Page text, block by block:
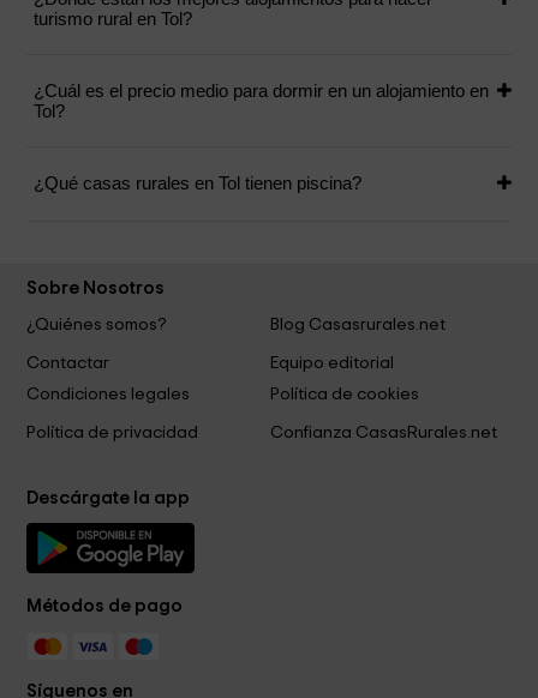
turismo rural en Tol?
¿Cuál es el precio medio para dormir en un alojamiento en
Tol?
¿Qué casas rurales en Tol tienen piscina?
Sobre Nosotros
¿Quiénes somos?
Blog Casasrurales.net
Contactar
Equipo editorial
Condiciones legales
Política de cookies
Política de privacidad Confianza CasasRurales.net
Descárgate la app
Métodos de pago
Síguenos en